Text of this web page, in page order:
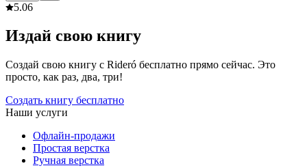
5.06
Издай свою книгу
Создай свою книгу с Rideró бесплатно прямо сейчас. Это
просто, как раз, два, три!
Создать книгу бесплатно
Наши услуги
Офлайн-продажи
Простая верстка
Ручная верстка